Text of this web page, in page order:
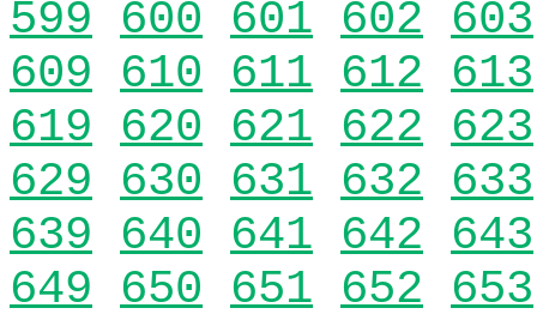
599 600 601 602 603
609 610 611 612 613
619 620 621 622 623
629 630 631 632 633
639 640 641 642 643
649 650 651 652 653